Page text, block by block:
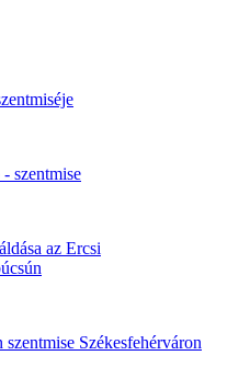
szentmise
az Ercsi
Székesfehérváron